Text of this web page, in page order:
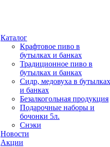
Каталог
Крафтовое пиво в
бутылках и банках
Традиционное пиво в
бутылках и банках
Сидр, медовуха в бутылках
и банках
Безалкогольная продукция
Подарочные наборы и
бочонки 5л.
Снэки
Новости
Акции